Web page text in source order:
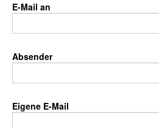
E-Mail an
Absender
Eigene E-Mail